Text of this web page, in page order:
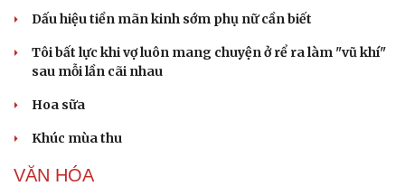
Dấu hiệu tiền mãn kinh sớm phụ nữ cần biết
Tôi bất lực khi vợ luôn mang chuyện ở rể ra làm "vũ khí"
sau mỗi lần cãi nhau
Hoa sữa
Khúc mùa thu
VĂN HÓA